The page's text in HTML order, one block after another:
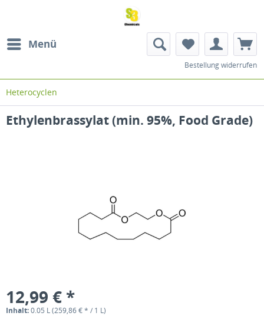
Menü
Bestellung widerrufen
Heterocyclen
Ethylenbrassylat (min. 95%, Food Grade)
12,99 € *
Inhalt:0.05 L (259,86 € * / 1 L)